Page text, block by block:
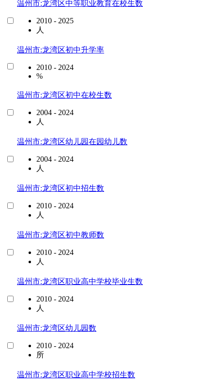
温州市:龙湾区中等职业教育在校生数
2010 - 2025
人
温州市:龙湾区初中升学率
2010 - 2024
%
温州市:龙湾区初中在校生数
2004 - 2024
人
温州市:龙湾区幼儿园在园幼儿数
2004 - 2024
人
温州市:龙湾区初中招生数
2010 - 2024
人
温州市:龙湾区初中教师数
2010 - 2024
人
温州市:龙湾区职业高中学校毕业生数
2010 - 2024
人
温州市:龙湾区幼儿园数
2010 - 2024
所
温州市:龙湾区职业高中学校招生数